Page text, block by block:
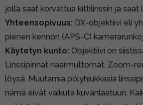
jolla saat korvattua kittilinssin ja saat
Yhteensopivuus: DX-objektiivi eli
pienen kennon (APS-C)
Käytetyn kunto: Objektiivi on
Linssipinnat naarmuttomat. Zoom-
löysä. Muutamia pölyhiukkasia
nämä eivät vaikuta kuvanlaatuun.